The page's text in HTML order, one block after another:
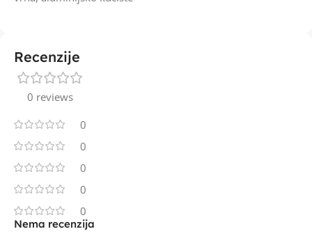
Recenzije
0 reviews
0
0
0
0
0
Nema recenzija